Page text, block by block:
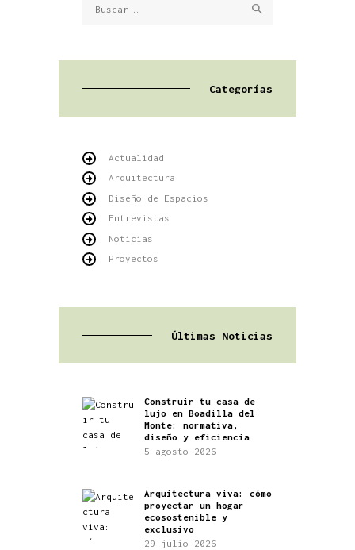
Categorías
Actualidad
Arquitectura
Diseño de Espacios
Entrevistas
Noticias
Proyectos
Últimas Noticias
Construir tu casa de
lujo en Boadilla del
Monte: normativa,
diseño y eficiencia
5 agosto 2026
Arquitectura viva: cómo
proyectar un hogar
ecosostenible y
exclusivo
29 julio 2026